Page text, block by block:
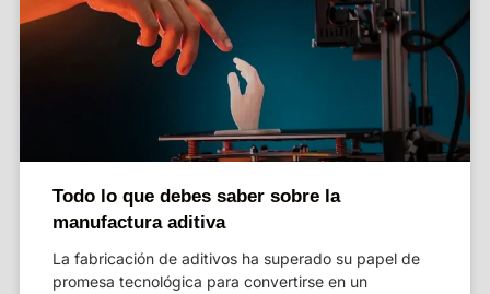
Todo lo que debes saber sobre la
manufactura aditiva
La fabricación de aditivos ha superado su papel de
promesa tecnológica para convertirse en un